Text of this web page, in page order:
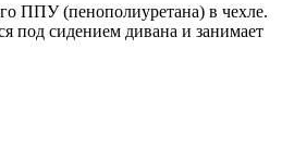
ППУ (пенополиуретана) в чехле.
под сидением дивана и занимает